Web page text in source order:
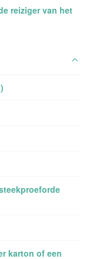
reiziger van het
karton of een